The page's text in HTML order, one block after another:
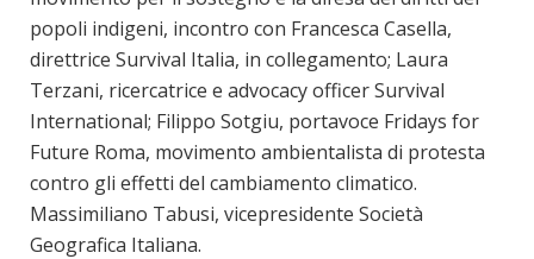
popoli indigeni, incontro con Francesca Casella,
direttrice Survival Italia, in collegamento; Laura
Terzani, ricercatrice e advocacy officer Survival
International; Filippo Sotgiu, portavoce Fridays for
Future Roma, movimento ambientalista di protesta
contro gli effetti del cambiamento climatico.
Massimiliano Tabusi, vicepresidente Società
Geografica Italiana.